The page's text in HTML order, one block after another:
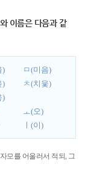
이름은 다음과 같
)
ㅁ(미음)
)
ㅊ(치읓)
)
ㅗ(오)
ㅣ(이)
모를 어울러서 적되, 그